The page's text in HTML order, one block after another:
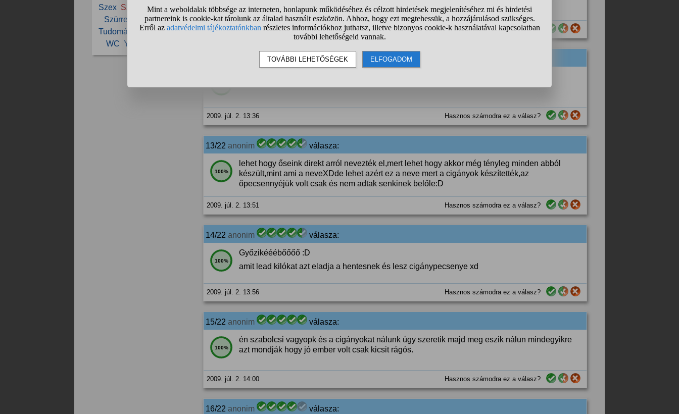
Szex Szójáték Szóvicc
Szürrealizmus Tisza
Tudomány
Vicc Vicces
WC YouTube
2009. júl. 2. 10:11 Hasznos számodra ez a válasz?
válasza:
2009. júl. 2. 13:36 Hasznos számodra ez a válasz?
13/22 anonim válasza:
100%
lehet hogy őseink direkt arról nevezték el,mert lehet hogy akkor még tényleg minden abból
készült,mint ami a neveXDde lehet azért ez a neve mert a cigányok készítették,az
őpecsennyéjük volt csak és nem adtak senkinek belőle:D
2009. júl. 2. 13:51 Hasznos számodra ez a válasz?
14/22 anonim válasza:
100%
Győzikééébőőőő :D
amit lead kilókat azt eladja a hentesnek és lesz cigánypecsenye xd
2009. júl. 2. 13:56 Hasznos számodra ez a válasz?
15/22 anonim válasza:
100%
én szabolcsi vagyopk és a cigányokat nálunk úgy szeretik majd meg eszik nálun mindegyikre
azt mondják hogy jó ember volt csak kicsit rágós.
2009. júl. 2. 14:00 Hasznos számodra ez a válasz?
16/22 anonim válasza: